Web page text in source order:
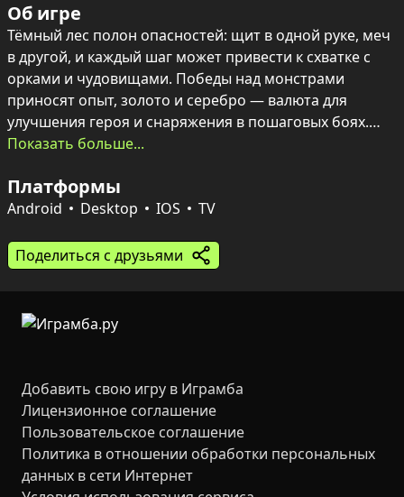
Об игре
Тёмный лес полон опасностей: щит в одной руке, меч
в другой, и каждый шаг может привести к схватке с
орками и чудовищами. Победы над монстрами
приносят опыт, золото и серебро — валюта для
улучшения героя и снаряжения в пошаговых боях.
реальными противниками — арены и Колизей
предлагают PvP-схватки, рейтинги и повышение лиги.
ловушками и ежедневные квесты — позволяют
отточить тактику, собрать редкие амулеты и
объединяя усилия в Гильдии героев.
Показать больше...
Платформы
Android Desktop IOS TV
Поделиться с друзьями
Добавить свою игру в Играмба
Лицензионное соглашение
Пользовательское соглашение
Политика в отношении обработки персональных
данных в сети Интернет